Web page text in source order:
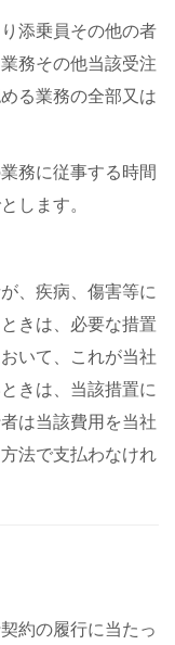
添乗員その他の者
務その他当該受注
る業務の全部又は
務に従事する時間
します。
、疾病、傷害等に
きは、必要な措置
いて、これが当社
きは、当該措置に
は当該費用を当社
法で支払わなけれ
約の履行に当たっ